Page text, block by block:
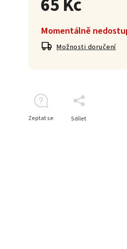
65 Kč
Momentálně
Možnosti doručení
Zeptat se Sdílet